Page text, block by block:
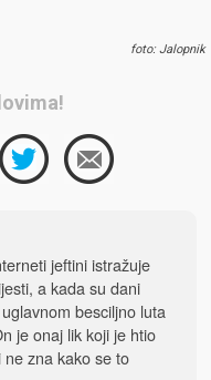
foto: Jalopnik
jeftini istražuje
a kada su dani
besciljno luta
je onaj lik koji je htio
zna kako se to